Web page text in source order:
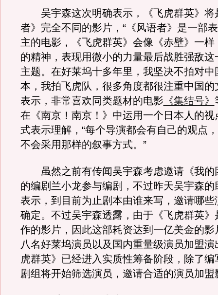
吴宇森这次明确表示，《飞虎群英》将
者》完全不同的影片，“《风语者》是一部
主的电影，《飞虎群英》会像《赤壁》一样
的精神，表现用微小的力量最后战胜强敌这
主题。在好莱坞十多年里，我坚决不拍对中
本，我拍飞虎队，很多角度都很注重中国的
表示，非常喜欢同类题材的电影 《集结号》
在《南京！南京！》中运用一个日本人的视
式表示理解，“每个导演都会有自己的观点
不会采用那样的叙事方式。”
虽然之前有传闻吴宇森考虑邀请《我的
的编剧兰小龙参与编剧，不过昨天吴宇森的
表示，到目前为止剧本由谁来写，邀请哪些
确定。不过吴宇森透露，由于《飞虎群英》
作的影片，因此这部耗资达到一亿美金的影
八名好莱坞演员以及国内重量级演员加盟
虎群英》已经进入实质性筹备阶段，除了
剧组将开始筛选演员，邀请合适的演员加盟